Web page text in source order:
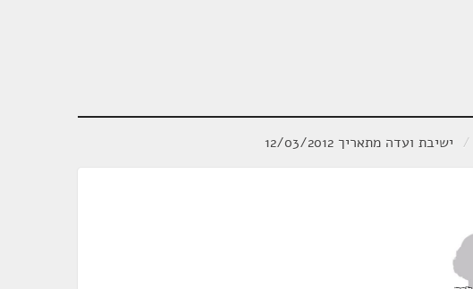
/ ישיבת ועדה מתאריך 12/03/2012